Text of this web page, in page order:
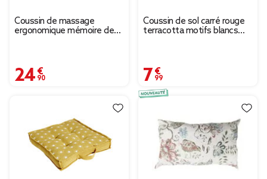
Coussin de massage
ergonomique mémoire de
24,90 €
Coussin de sol carré rouge
terracotta motifs blancs
7,99 €